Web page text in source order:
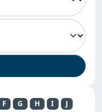
F G H I
J